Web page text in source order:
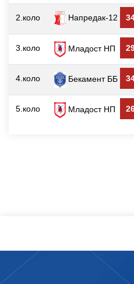
2.коло Напредак-12
3.коло Младост НП
4.коло Бекамент ББ
5.коло Младост НП